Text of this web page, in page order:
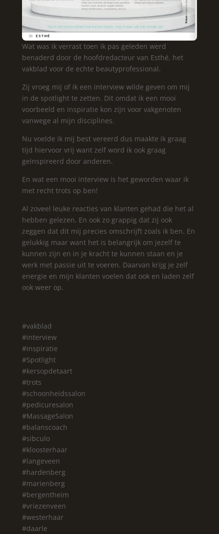
Wat was ik verrast toen ik pas geleden werd
benaderd door de hoofdredacteur van Esthé, het
vakblad voor de echte beautyprofessional.
Zij vroeg mij of ik een interview wilde geven om mij
in de spotlight te zetten. Dit omdat ik een mooi
voorbeeld en inspiratie kon zijn voor vakgenoten
vanwege al mijn disciplines.
Nu voelde ik mij best vereerd dus maakte ik graag
tijd hiervoor vrij want zelf word ik ook graag
geïnspireerd door anderen.
En wat een mooi interview is het geworden waar ik
met recht trots op ben!
Al zoveel leuke reacties van klanten gehad die het al
hebben gelezen. En ook zo grappig dat zij ook
zeggen dat dit mij precies omschrijft zoals ik ben. En
gelukkig maar want het is belangrijk om jezelf te
kunnen zijn en in je kracht te kunnen staan en je
werk met passie uit te voeren. Daarvan krijg je zelf
energie en mijn klanten voelen dat ook en laden zelf
ook weer op.
#vakblad
#interview
#inspiratie
#Spotlight
#kersopdetaart
#trots
#schoonheidssalon
#pedicuresalon
#MassageSalon
#balanscoach
#sibculo
#kloosterhaar
#langeveen
#hardenberg
#marienberg
#bergentheim
#vriezenveen
#westerhaar
#daarle